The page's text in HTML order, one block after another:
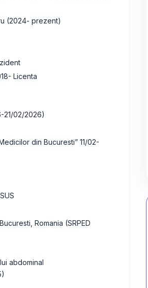
(2024- prezent)
Licenta
21/02/2026)
din Bucuresti” 11/02-
Romania (SRPED
abdominal